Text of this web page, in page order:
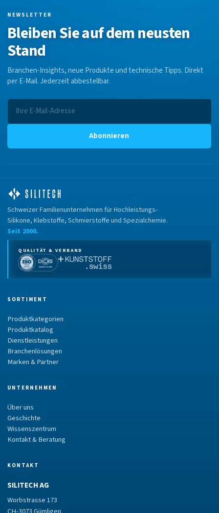
NEWSLETTER
Bleiben Sie auf dem neusten
Stand
Branchen-Insights, neue Produkte und technische Tipps. Direkt
per E-Mail. Jederzeit abbestellbar.
Abonnieren
Schweizer Familienunternehmen für Hochleistungs-
Silikone, Klebstoffe, Schmierstoffe und Spezialchemie.
Seit 2000.
QUALITÄT & VERBAND
SORTIMENT
Produktkategorien
Produktkatalog
Dienstleistungen
Branchenlösungen
Marken & Partner
UNTERNEHMEN
Über uns
Geschichte
Wissenszentrum
Kontakt & Beratung
KONTAKT
SILITECH AG
Worbstrasse 173